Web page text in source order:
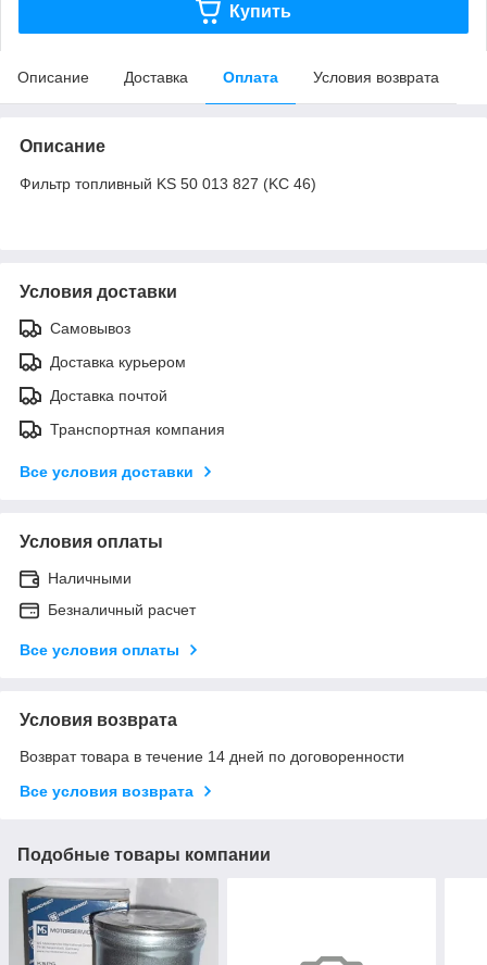
Купить
Описание Доставка Оплата Условия возврата
Описание
Фильтр топливный KS 50 013 827 (KC 46)
Условия доставки
Самовывоз
Доставка курьером
Доставка почтой
Транспортная компания
Все условия доставки
Условия оплаты
Наличными
Безналичный расчет
Все условия оплаты
Условия возврата
Возврат товара в течение 14 дней по договоренности
Все условия возврата
Подобные товары компании